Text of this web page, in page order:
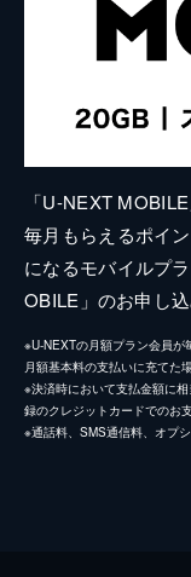
「U-NEXT
毎月もらえるポイ
になるモバイルプ
OBILE」のお申し
※U-NEXTの月額プラン会員
月額基本料の支払いに充てた場
※決済時において支払金額に
録のクレジットカードでのお
※通話料、SMS通信料、オプ